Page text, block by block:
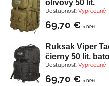
olivový 50 lit.
Dostupnosť: Vypredané
69,70 € s DPH
Ruksak Viper
čierny 50 lit.
Dostupnosť: Vypredané
69,70 € s DPH